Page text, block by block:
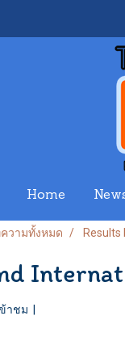
Home
วามทั้งหมด Results
าชม |